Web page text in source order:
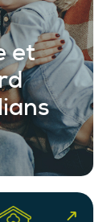
et